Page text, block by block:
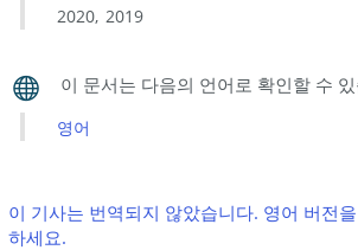
2020 2019
영어
이 기사는 번역되지 않았습니다. 영어 버전
하세요.